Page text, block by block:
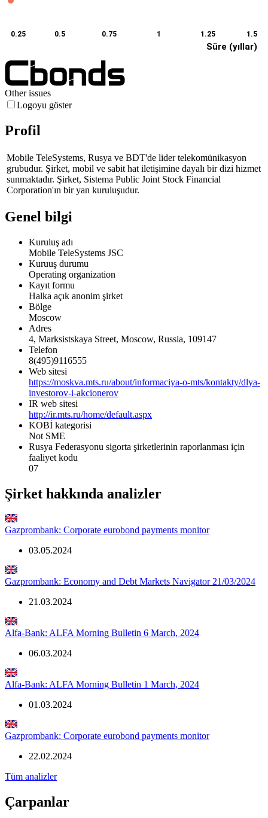
Süre (yıllar)
0.25 0.5 0.75 1 1.25 1.5
Other issues
Logoyu göster
Profil
Mobile TeleSystems, Rusya ve BDT'de lider telekomünikasyon
grubudur. Şirket, mobil ve sabit hat iletişimine dayalı bir dizi hizmet
sunmaktadır. Şirket, Sistema Public Joint Stock Financial
Corporation'ın bir yan kuruluşudur.
Genel bilgi
Kuruluş adı
Mobile TeleSystems JSC
Kuruuş durumu
Operating organization
Kayıt formu
Halka açık anonim şirket
Bölge
Moscow
Adres
4, Marksistskaya Street, Moscow, Russia, 109147
Telefon
8(495)9116555
Web sitesi
https://moskva.mts.ru/about/informaciya-o-mts/kontakty/dlya-
investorov-i-akcionerov
IR web sitesi
http://ir.mts.ru/home/default.aspx
KOBİ kategorisi
Not SME
Rusya Federasyonu sigorta şirketlerinin raporlanması için
faaliyet kodu
07
Şirket hakkında analizler
Gazprombank: Corporate eurobond payments monitor
03.05.2024
Gazprombank: Economy and Debt Markets Navigator 21/03/2024
21.03.2024
Alfa-Bank: ALFA Morning Bulletin 6 March, 2024
06.03.2024
Alfa-Bank: ALFA Morning Bulletin 1 March, 2024
01.03.2024
Gazprombank: Corporate eurobond payments monitor
22.02.2024
Tüm analizler
Çarpanlar